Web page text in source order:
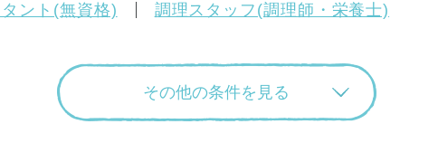
ント(無資格) 調理スタッフ(調理師・栄養士)
その他の条件を見る